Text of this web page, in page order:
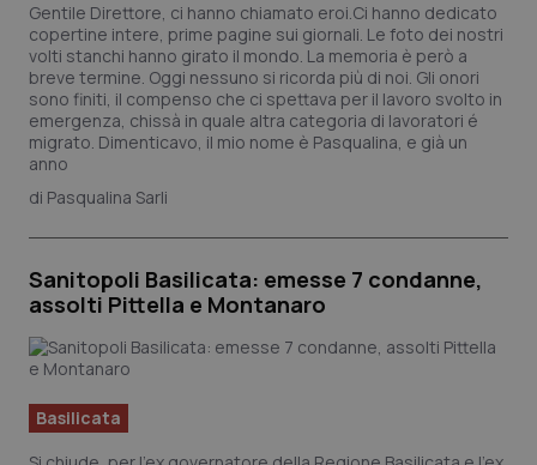
Gentile Direttore, ci hanno chiamato eroi.Ci hanno dedicato
copertine intere, prime pagine sui giornali. Le foto dei nostri
volti stanchi hanno girato il mondo. La memoria è però a
breve termine. Oggi nessuno si ricorda più di noi. Gli onori
sono finiti, il compenso che ci spettava per il lavoro svolto in
emergenza, chissà in quale altra categoria di lavoratori é
migrato. Dimenticavo, il mio nome è Pasqualina, e già un
anno
Pasqualina Sarli
Sanitopoli Basilicata: emesse 7 condanne,
assolti Pittella e Montanaro
Basilicata